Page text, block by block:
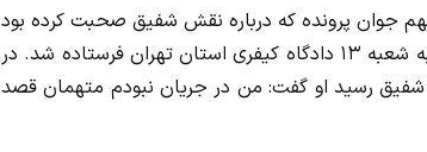
جوان پرونده که درباره نقش شفیق صحبت کرده بود
در زندان جانش را از دست داد و پرونده پس از طی مراحل قانونی برای رسیدگی به شعبه ۱۳ دادگاه کیفری استان تهران فرستاده شد. در
رسید او گفت: من در جریان نبودم متهمان قصد